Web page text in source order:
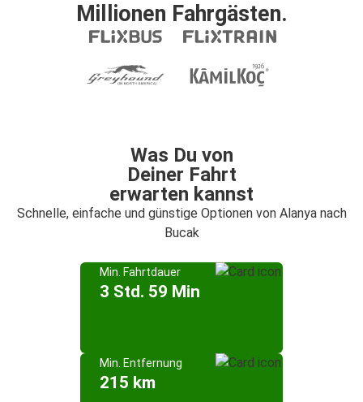
Millionen Fahrgästen.
Was Du von
Deiner Fahrt
erwarten kannst
Schnelle, einfache und günstige Optionen von Alanya nach
Bucak
Min. Fahrtdauer
3 Std. 59 Min
Min. Entfernung
215 km